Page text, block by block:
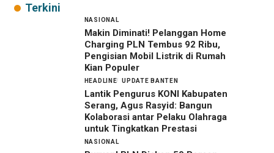
Terkini
NASIONAL
Makin Diminati! Pelanggan Home
Charging PLN Tembus 92 Ribu,
Pengisian Mobil Listrik di Rumah
Kian Populer
HEADLINE UPDATE BANTEN
Lantik Pengurus KONI Kabupaten
Serang, Agus Rasyid: Bangun
Kolaborasi antar Pelaku Olahraga
untuk Tingkatkan Prestasi
NASIONAL